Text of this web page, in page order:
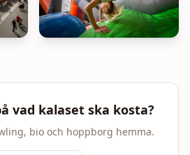
vad kalaset ska kosta?
bio och hoppborg hemma.